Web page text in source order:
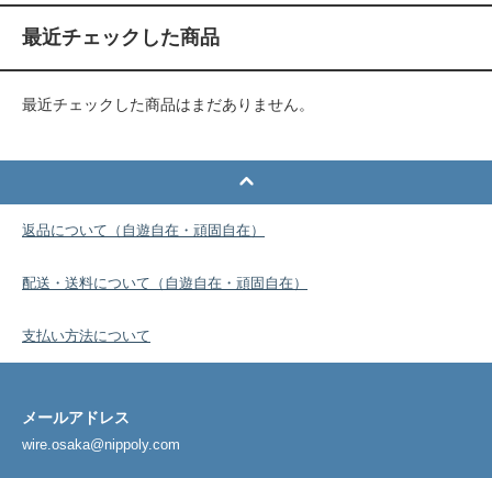
最近チェックした商品
最近チェックした商品はまだありません。
返品について（自遊自在・頑固自在）
配送・送料について（自遊自在・頑固自在）
支払い方法について
メールアドレス
wire.osaka@nippoly.com